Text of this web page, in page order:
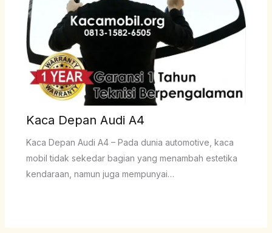
Kaca Depan Audi A4
Kaca Depan Audi A4 – Pada dunia automotive, kaca
mobil tidak sekedar bagian yang menambah estetika
kendaraan, namun juga mempunyai…